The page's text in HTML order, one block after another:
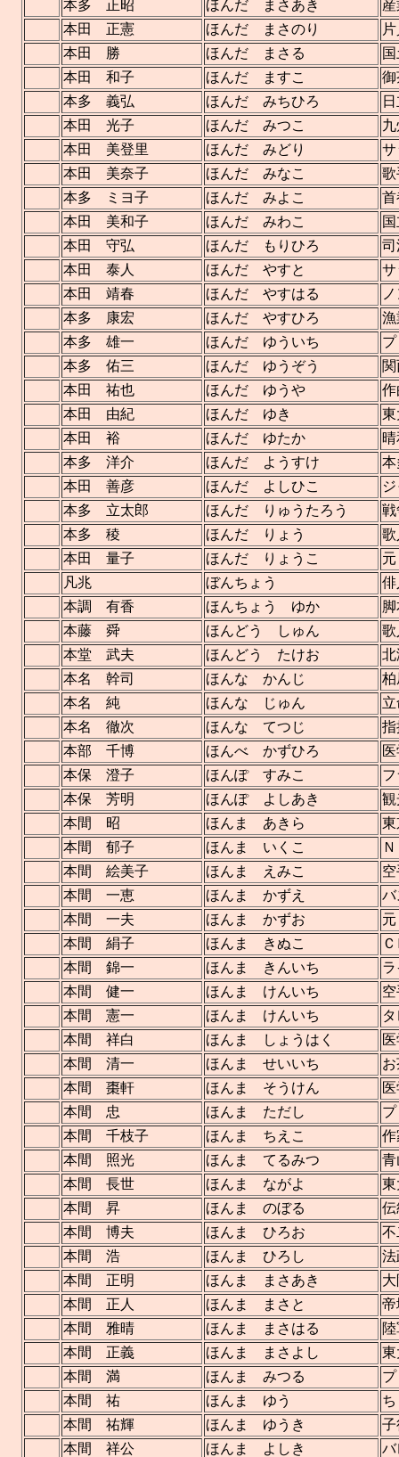
本多 正昭 ほんだ まさあき
本田 正憲
ほんだ まさのり
本田 勝
ほんだ まさる
本田 和子
ほんだ ますこ
本多 義弘
ほんだ みちひろ
本田 光子
ほんだ みつこ
本田 美登里
ほんだ みどり
サ
本田 美奈子
ほんだ みなこ
歌
本多 ミヨ子
ほんだ みよこ
首
本田 美和子
ほんだ みわこ
本田 守弘
ほんだ もりひろ
司
本田 泰人
ほんだ やすと
サ
本田 靖春
ほんだ やすはる
本多 康宏
ほんだ やすひろ
漁
本多 雄一
ほんだ ゆういち
本多 佑三
ほんだ ゆうぞう
本田 祐也
ほんだ ゆうや
作
本田 由紀
ほんだ ゆき
本田 裕
ほんだ ゆたか
本多 洋介
ほんだ ようすけ
本
本田 善彦
ほんだ よしひこ
本多 立太郎
ほんだ りゅうたろう
戦
本多 稜
ほんだ りょう
歌
本田 量子
ほんだ りょうこ
凡兆
ぼんちょう
俳
本調 有香
ほんちょう ゆか
本藤 舜
ほんどう しゅん
歌
本堂 武夫
ほんどう たけお
本名 幹司
ほんな かんじ
柏
本名 純
ほんな じゅん
本名 徹次
ほんな てつじ
指
本部 千博
ほんべ かずひろ
本保 澄子
ほんぽ すみこ
本保 芳明
ほんぽ よしあき
観
本間 昭
ほんま あきら
東
本間 郁子
ほんま いくこ
本間 絵美子
ほんま えみこ
本間 一恵
ほんま かずえ
バ
本間 一夫
ほんま かずお
本間 絹子
ほんま きぬこ
本間 錦一
ほんま きんいち
本間 健一
ほんま けんいち
本間 憲一
ほんま けんいち
本間 祥白
ほんま しょうはく
本間 清一
ほんま せいいち
本間 棗軒
ほんま そうけん
本間 忠
ほんま ただし
本間 千枝子
ほんま ちえこ
作
本間 照光
ほんま てるみつ
本間 長世
ほんま ながよ
本間 昇
ほんま のぼる
伝
本間 博夫
ほんま ひろお
不
本間 浩
ほんま ひろし
本間 正明
ほんま まさあき
本間 正人
ほんま まさと
帝
本間 雅晴
ほんま まさはる
本間 正義
ほんま まさよし
東
本間 満
ほんま みつる
本間 祐
ほんま ゆう
本間 祐輝
ほんま ゆうき
子
本間 祥公
ほんま よしき
バ